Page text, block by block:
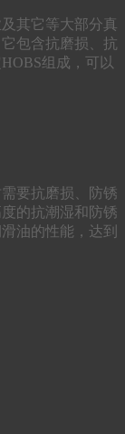
其它等大部分真
包含抗磨损、抗
组成，可以
要抗磨损、防锈
的抗潮湿和防锈
油的性能，达到